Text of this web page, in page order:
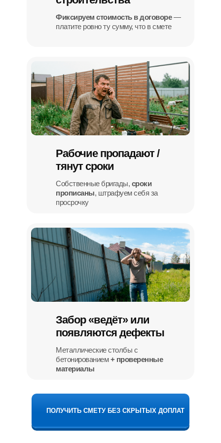
ПОЛУЧИТЬ СМЕТУ БЕЗ СКРЫТЫХ ДОПЛАТ
Фиксируем стоимость в договоре—
платите ровно ту сумму, что в смете
Собственные бригады, сроки
прописаны, штрафуем себя за
просрочку
Рабочие пропадают /
тянут сроки
Металлические столбы с
бетонированием+ проверенные
материалы
Забор «ведёт» или
появляются дефекты